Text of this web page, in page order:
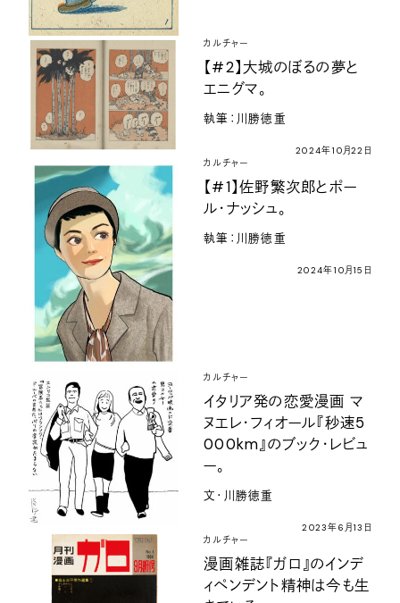
カルチャー
【#2】大城のぼるの夢と
エニグマ。
執筆：川勝徳重
2024年10月22日
カルチャー
【#1】佐野繁次郎とポー
ル・ナッシュ。
執筆：川勝徳重
2024年10月15日
カルチャー
イタリア発の恋愛漫画 マ
ヌエレ・フィオール『秒速5
000km』のブック・レビュ
ー。
文・川勝徳重
2023年6月13日
カルチャー
漫画雑誌『ガロ』のインデ
ィペンデント精神は今も生